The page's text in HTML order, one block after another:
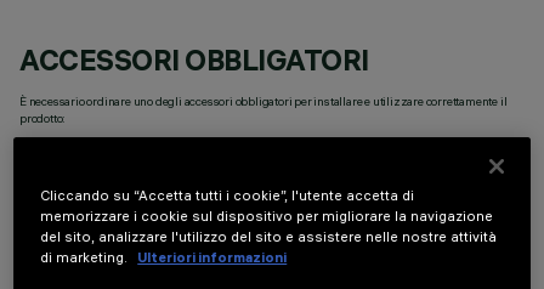
ACCESSORI OBBLIGATORI
È necessario ordinare uno degli accessori obbligatori per installare e utilizzare correttamente il
prodotto:
COMPONENTI OPZIONALI
Cliccando su “Accetta tutti i cookie”, l'utente accetta di
memorizzare i cookie sul dispositivo per migliorare la navigazione
del sito, analizzare l'utilizzo del sito e assistere nelle nostre attività
di marketing.
Ulteriori informazioni